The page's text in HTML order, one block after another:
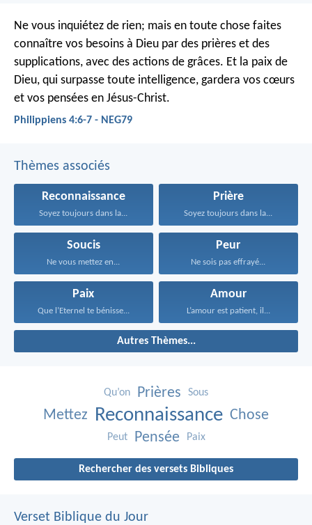
Ne vous inquiétez de rien; mais en toute chose faites
connaître vos besoins à Dieu par des prières et des
supplications, avec des actions de grâces. Et la paix de
Dieu, qui surpasse toute intelligence, gardera vos cœurs
et vos pensées en Jésus-Christ.
Philippiens 4:6-7 - NEG79
Thèmes associés
Reconnaissance
Soyez toujours dans la...
Prière
Soyez toujours dans la...
Soucis
Ne vous mettez en...
Peur
Ne sois pas effrayé...
Paix
Que l’Eternel te bénisse...
Amour
L’amour est patient, il...
Autres Thèmes...
Qu’on Prières Sous
Mettez Reconnaissance Chose
Peut Pensée Paix
Rechercher des versets Bibliques
Verset Biblique du Jour